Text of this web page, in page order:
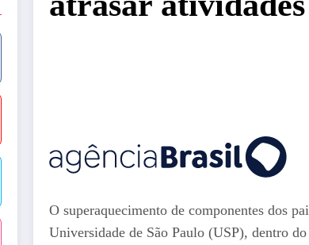
O superaquecimento de componentes dos
Universidade de São Paulo (USP), dentro